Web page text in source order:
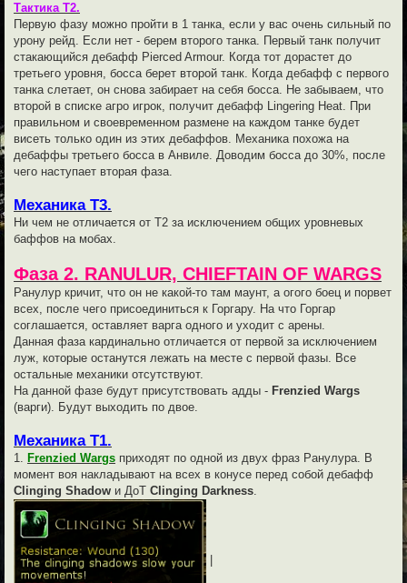
Тактика Т2.
Первую фазу можно пройти в 1 танка, если у вас очень сильный по
урону рейд. Если нет - берем второго танка. Первый танк получит
стакающийся дебафф Pierced Armour. Когда тот дорастет до
третьего уровня, босса берет второй танк. Когда дебафф с первого
танка слетает, он снова забирает на себя босса. Не забываем, что
второй в списке агро игрок, получит дебафф Lingering Heat. При
правильном и своевременном размене на каждом танке будет
висеть только один из этих дебаффов. Механика похожа на
дебаффы третьего босса в Анвиле. Доводим босса до 30%, после
чего наступает вторая фаза.
Механика Т3.
Ни чем не отличается от Т2 за исключением общих уровневых
баффов на мобах.
Фаза 2. RANULUR, CHIEFTAIN OF WARGS
Ранулур кричит, что он не какой-то там маунт, а огого боец и порвет
всех, после чего присоединиться к Горгару. На что Горгар
соглашается, оставляет варга одного и уходит с арены.
Данная фаза кардинально отличается от первой за исключением
луж, которые останутся лежать на месте с первой фазы. Все
остальные механики отсутствуют.
На данной фазе будут присутствовать адды - Frenzied Wargs
(варги). Будут выходить по двое.
Механика Т1.
1. Frenzied Wargs приходят по одной из двух фраз Ранулура. В
момент воя накладывают на всех в конусе перед собой дебафф
Clinging Shadow и ДоТ Clinging Darkness.